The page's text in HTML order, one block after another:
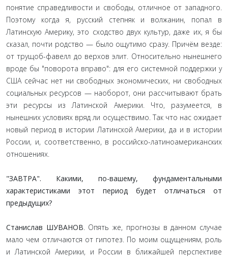
понятие справедливости и свободы, отличное от западного.
Поэтому когда я, русский степняк и волжанин, попал в
Латинскую Америку, это сходство двух культур, даже их, я бы
сказал, почти родство — было ощутимо сразу. Причём везде:
от трущоб-фавелл до верхов элит. Относительно нынешнего
вроде бы "поворота вправо": для его системной поддержки у
США сейчас нет ни свободных экономических, ни свободных
социальных ресурсов — наоборот, они рассчитывают брать
эти ресурсы из Латинской Америки. Что, разумеется, в
нынешних условиях вряд ли осуществимо. Так что нас ожидает
новый период в истории Латинской Америки, да и в истории
России, и, соответственно, в российско-латиноамериканских
отношениях.
"ЗАВТРА". Какими, по-вашему, фундаментальными
характеристиками этот период будет отличаться от
предыду­щих?
Станислав ШУВАНОВ. Опять же, прогнозы в данном случае
мало чем отличаются от гипотез. По моим ощущениям, роль
и Латинской Америки, и России в ближайшей перспективе